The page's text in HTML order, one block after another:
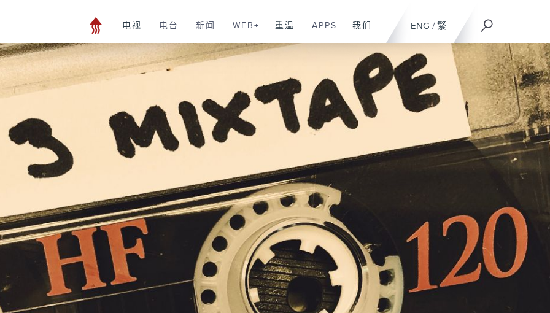
ENG / 繁
电视 电台 新闻 WEB+ 重温 APPS 我们